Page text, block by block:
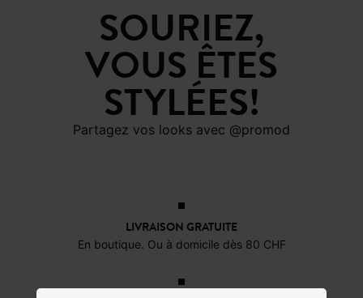
SOURIEZ,
VOUS ÊTES
STYLÉES!
Partagez vos looks avec @promod
LIVRAISON GRATUITE
En boutique. Ou à domicile dès 80 CHF